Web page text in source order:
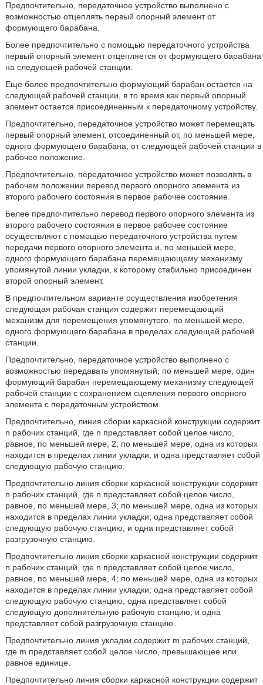
Предпочтительно, передаточное устройство выполнено с
возможностью отцеплять первый опорный элемент от
формующего барабана.
Более предпочтительно с помощью передаточного устройства
первый опорный элемент отцепляется от формующего барабана
на следующей рабочей станции.
Еще более предпочтительно формующий барабан остается на
следующей рабочей станции, в то время как первый опорный
элемент остается присоединенным к передаточному устройству.
Предпочтительно, передаточное устройство может перемещать
первый опорный элемент, отсоединенный от, по меньшей мере,
одного формующего барабана, от следующей рабочей станции в
рабочее положение.
Предпочтительно, передаточное устройство может позволять в
рабочем положении перевод первого опорного элемента из
второго рабочего состояния в первое рабочее состояние.
Белее предпочтительно перевод первого опорного элемента из
второго рабочего состояния в первое рабочее состояние
осуществляют с помощью передаточного устройства путем
передачи первого опорного элемента и, по меньшей мере,
одного формующего барабана перемещающему механизму
упомянутой линии укладки, к которому стабильно присоединен
второй опорный элемент.
В предпочтительном варианте осуществления изобретения
следующая рабочая станция содержит перемещающий
механизм для перемещения упомянутого, по меньшей мере,
одного формующего барабана в пределах следующей рабочей
станции.
Предпочтительно, передаточное устройство выполнено с
возможностью передавать упомянутый, по меньшей мере, один
формующий барабан перемещающему механизму следующей
рабочей станции с сохранением сцепления первого опорного
элемента с передаточным устройством.
Предпочтительно, линия сборки каркасной конструкции содержит
n рабочих станций, где n представляет собой целое число,
равное, по меньшей мере, 2; по меньшей мере, одна из которых
находится в пределах линии укладки, и одна представляет собой
следующую рабочую станцию.
Предпочтительно линия сборки каркасной конструкции содержит
n рабочих станций, где n представляет собой целое число,
равное, по меньшей мере, 3; по меньшей мере, одна из которых
находится в пределах линии укладки; одна представляет собой
следующую рабочую станцию; и одна представляет собой
разгрузочную станцию.
Предпочтительно линия сборки каркасной конструкции содержит
n рабочих станций, где n представляет собой целое число,
равное, по меньшей мере, 4; по меньшей мере, одна из которых
находится в пределах линии укладки; одна представляет собой
следующую рабочую станцию; одна представляет собой
следующую дополнительную рабочую станцию; и одна
представляет собой разгрузочную станцию.
Предпочтительно линия укладки содержит m рабочих станций,
где m представляет собой целое число, превышающее или
равное единице.
Предпочтительно линия сборки каркасной конструкции содержит